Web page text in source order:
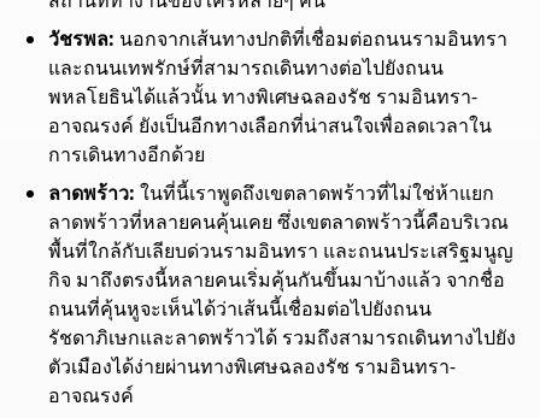
วัชรพล: นอกจากเส้นทางปกติที่เชื่อมต่อถนนรามอินทรา
และถนนเทพรักษ์ที่สามารถเดินทางต่อไปยังถนน
พหลโยธินได้แล้วนั้น ทางพิเศษฉลองรัช รามอินทรา-
อาจณรงค์ ยังเป็นอีกทางเลือกที่น่าสนใจเพื่อลดเวลาใน
การเดินทางอีกด้วย
ลาดพร้าว: ในที่นี้เราพูดถึงเขตลาดพร้าวที่ไม่ใช่ห้าแยก
ลาดพร้าวที่หลายคนคุ้นเคย ซึ่งเขตลาดพร้าวนี้คือบริเวณ
พื้นที่ใกล้กับเลียบด่วนรามอินทรา และถนนประเสริฐมนูญ
กิจ มาถึงตรงนี้หลายคนเริ่มคุ้นกันขึ้นมาบ้างแล้ว จากชื่อ
ถนนที่คุ้นหูจะเห็นได้ว่าเส้นนี้เชื่อมต่อไปยังถนน
รัชดาภิเษกและลาดพร้าวได้ รวมถึงสามารถเดินทางไปยัง
ตัวเมืองได้ง่ายผ่านทางพิเศษฉลองรัช รามอินทรา-
อาจณรงค์